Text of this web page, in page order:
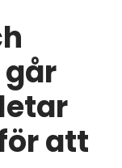
går
att